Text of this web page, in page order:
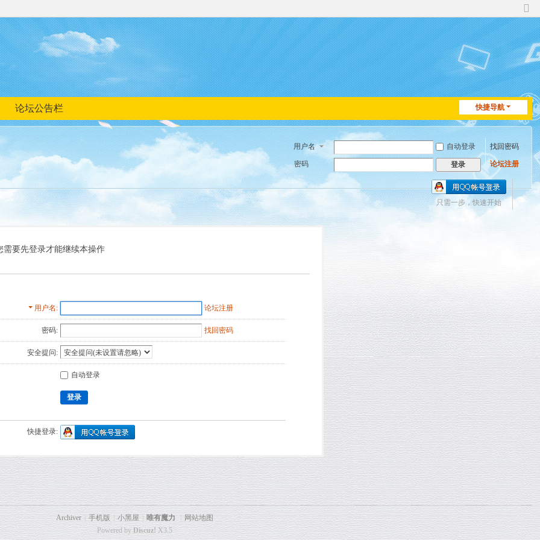
切
换
到
窄
版
快捷导航
论坛公告栏
用户名 自动登录 找回密码
密码 登录 论坛注册
只需一步，快速开始
需要先登录才能继续本操作
用户名 论坛注册
密码: 找回密码
安全提问:
自动登录
登录
快捷登录:
Archiver | 手机版 | 小黑屋 | 唯有魔力 | 网站地图
Powered byDiscuz! X3.5